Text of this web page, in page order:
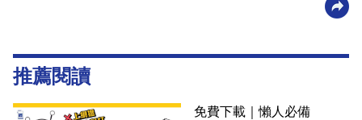
推薦閱讀
免費下載｜懶人必備